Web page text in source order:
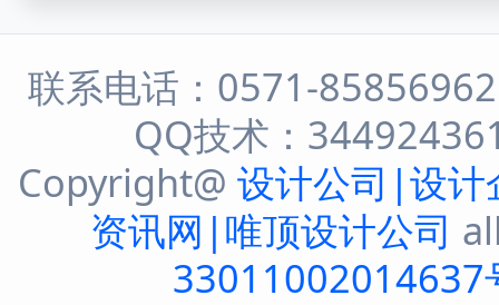
联系电话：0571-
QQ技术：
Copyright@ 设计公司|设计
资讯网|唯顶设计公司
33011002014637